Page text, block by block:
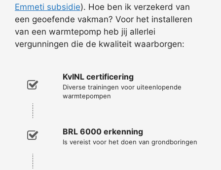
Emmeti subsidie). Hoe ben ik verzekerd van
een geoefende vakman? Voor het installeren
van een warmtepomp heb jij allerlei
vergunningen die de kwaliteit waarborgen:
KvINL certificering
Diverse trainingen voor uiteenlopende
warmtepompen
BRL 6000 erkenning
Is vereist voor het doen van grondboringen